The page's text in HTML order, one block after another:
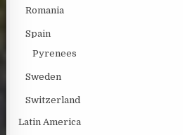
Romania
Spain
Pyrenees
Sweden
Switzerland
Latin America